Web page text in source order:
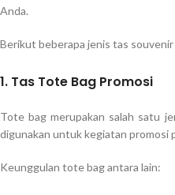
Anda.
Berikut beberapa jenis tas
1. Tas Tote Bag Promosi
Tote bag merupakan salah satu
digunakan untuk kegiatan promosi
Keunggulan tote bag antara lain: